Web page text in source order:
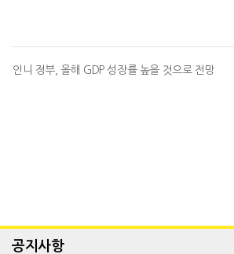
인니 정부, 올해 GDP 성장률 높을 것으로 전망
공지사항